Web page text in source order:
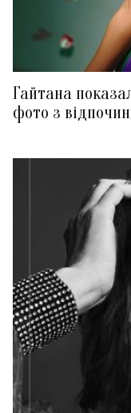
Гайтана
фото з